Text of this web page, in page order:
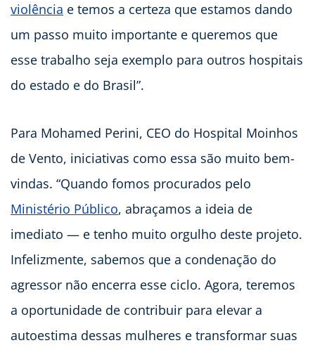
violência e temos a certeza que estamos dando
um passo muito importante e queremos que
esse trabalho seja exemplo para outros hospitais
do estado e do Brasil”.
Para Mohamed Perini, CEO do Hospital Moinhos
de Vento, iniciativas como essa são muito bem-
vindas. “Quando fomos procurados pelo
Ministério Público, abraçamos a ideia de
imediato — e tenho muito orgulho deste projeto.
Infelizmente, sabemos que a condenação do
agressor não encerra esse ciclo. Agora, teremos
a oportunidade de contribuir para elevar a
autoestima dessas mulheres e transformar suas